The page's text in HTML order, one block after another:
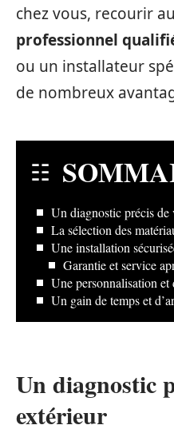
chez vous, recourir
professionnel
ou un installateur
de nombreux
Un diagnostic précis de
La sélection des
Une installation
Garantie et service
Une personnalisation et
Un gain de temps et
Un diagnostic
extérieur